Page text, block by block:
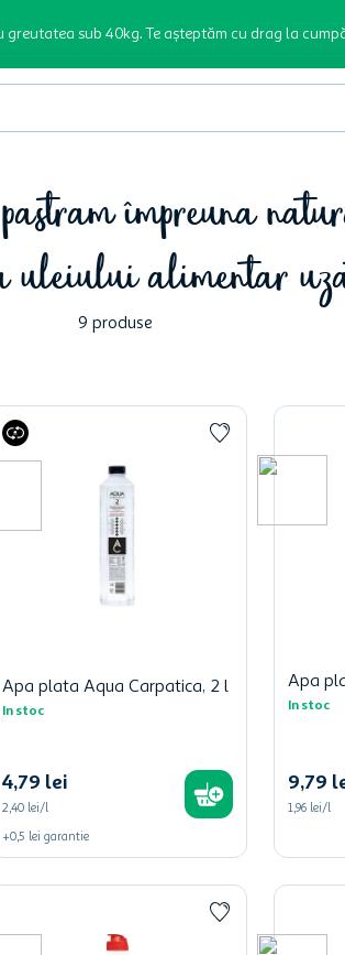
sub 40kg. Te așteptăm cu drag la
împreuna
uleiului alimentar
9 produse
Apa plata Aqua Carpatica, 2 l
In stoc
4,79 lei
2,40 lei/l
+0,5 lei garantie
Apa
In stoc
9,79
1,96 lei/l